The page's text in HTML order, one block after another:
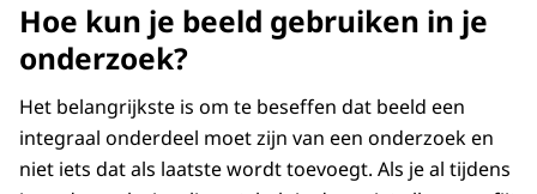
Hoe kun je beeld gebruiken in je
onderzoek?
Het belangrijkste is om te beseffen dat beeld een
integraal onderdeel moet zijn van een onderzoek en
niet iets dat als laatste wordt toevoegt. Als je al tijdens